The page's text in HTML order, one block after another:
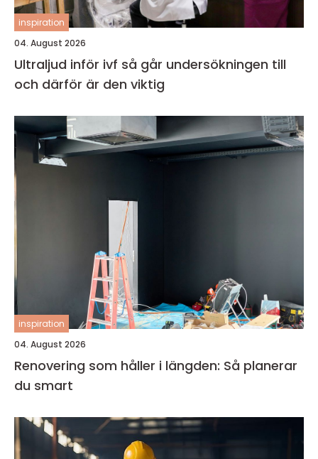
inspiration
04. August 2026
Ultraljud inför ivf så går undersökningen till
och därför är den viktig
inspiration
04. August 2026
Renovering som håller i längden: Så planerar
du smart